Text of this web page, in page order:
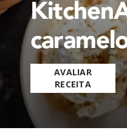
AVALIAR
RECEITA